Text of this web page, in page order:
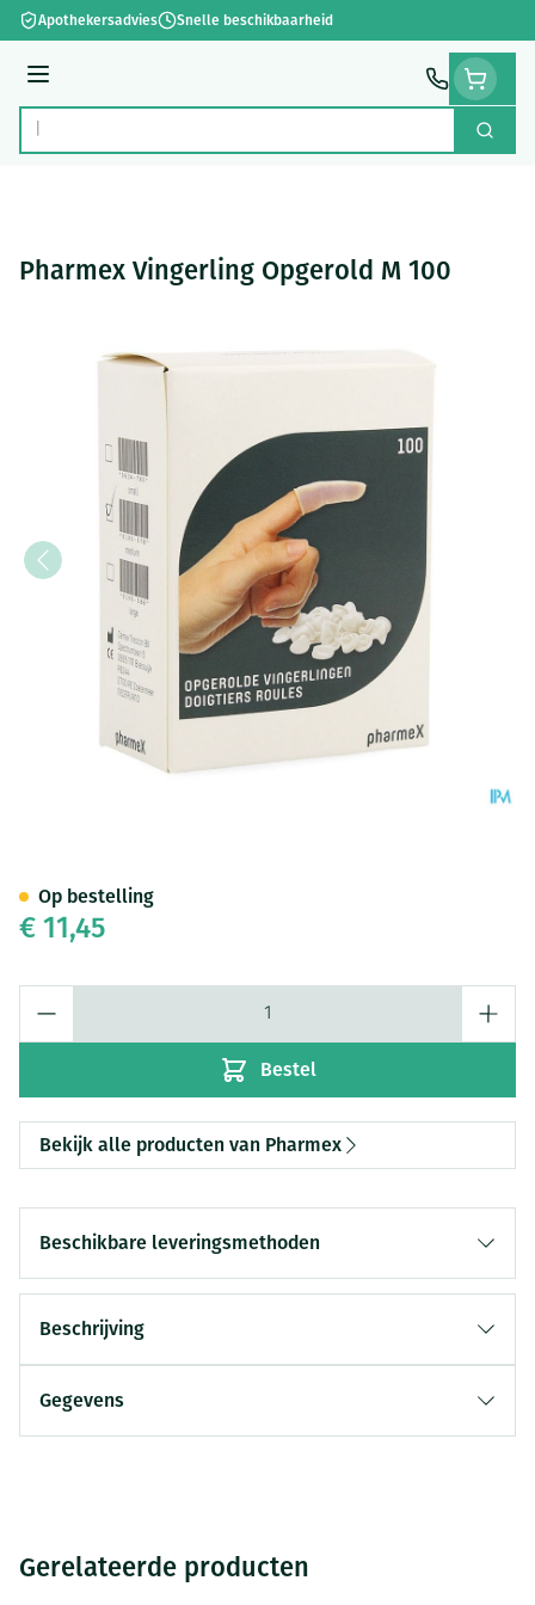
Ga naar de inhoud
Apothekersadvies Snelle beschikbaarheid
Menu
Product, merk, categorie... Zoek
Pharmex Vingerling Opgerold M 100
€ 11,45
Bestel
Op bestelling
Bekijk alle producten van Pharmex
Beschikbare leveringsmethoden
Beschrijving
Gegevens
Gerelateerde producten